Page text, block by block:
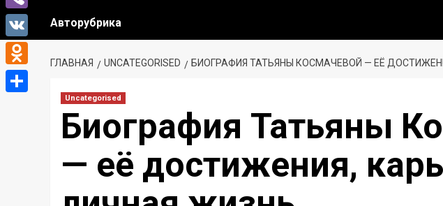
Авторубрика
ГЛАВНАЯ UNCATEGORISED БИОГРАФИЯ ТАТЬЯНЫ КОСМАЧЕВОЙ — ЕЁ
Uncategorised
Биография Татьяны
— её достижения,
Viber
VK
Odnoklassniki
Отправить